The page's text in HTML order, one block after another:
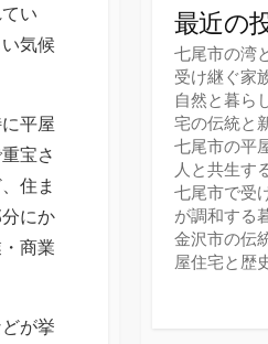
い
気候
平屋
宝さ
住ま
にか
商業
が挙
最近の
七尾市の湾
受け継ぐ家
自然と暮ら
宅の伝統と
七尾市の平
人と共生す
七尾市で受
が調和する
金沢市の伝
屋住宅と歴